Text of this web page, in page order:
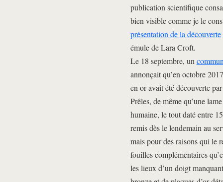
publication scientifique
bien visible comme je le
présentation de la découverte
émule de Lara Croft.
Le 18 septembre, un
annonçait qu’en octobre
en or avait été découverte
Prêles, de même qu’une
humaine, le tout daté entre
remis dès le lendemain au
mais pour des raisons qui le
fouilles complémentaires
les lieux d’un doigt